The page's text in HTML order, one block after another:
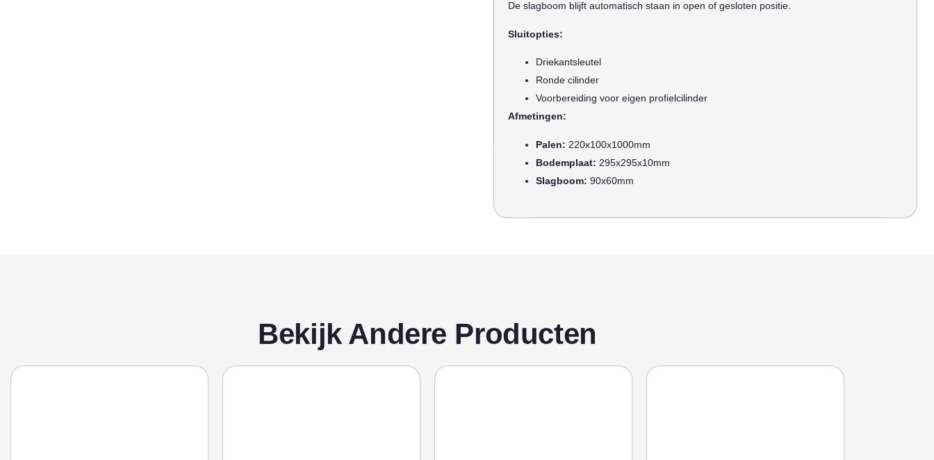
De slagboom blijft automatisch staan in open of gesloten positie.
Sluitopties:
Driekantsleutel
Ronde cilinder
Voorbereiding voor eigen profielcilinder
Afmetingen:
Palen: 220x100x1000mm
Bodemplaat: 295x295x10mm
Slagboom: 90x60mm
Bekijk Andere Producten